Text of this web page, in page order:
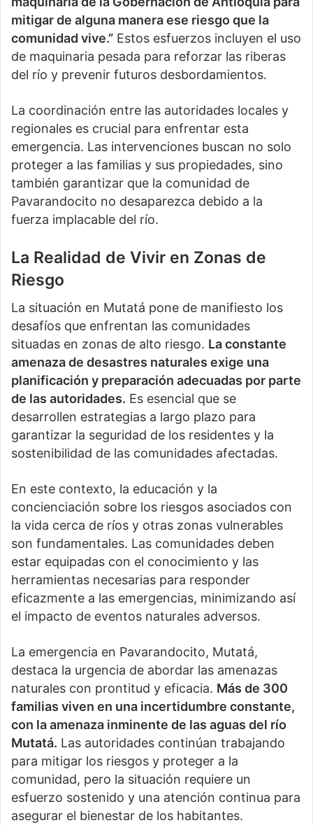
mitigar de alguna manera ese riesgo que la
comunidad vive.” Estos esfuerzos incluyen el uso
de maquinaria pesada para reforzar las riberas
del río y prevenir futuros desbordamientos.
La coordinación entre las autoridades locales y
regionales es crucial para enfrentar esta
emergencia. Las intervenciones buscan no solo
proteger a las familias y sus propiedades, sino
también garantizar que la comunidad de
Pavarandocito no desaparezca debido a la
fuerza implacable del río.
La Realidad de Vivir en Zonas de
Riesgo
La situación en Mutatá pone de manifiesto los
desafíos que enfrentan las comunidades
situadas en zonas de alto riesgo. La constante
amenaza de desastres naturales exige una
planificación y preparación adecuadas por parte
de las autoridades. Es esencial que se
desarrollen estrategias a largo plazo para
garantizar la seguridad de los residentes y la
sostenibilidad de las comunidades afectadas.
En este contexto, la educación y la
concienciación sobre los riesgos asociados con
la vida cerca de ríos y otras zonas vulnerables
son fundamentales. Las comunidades deben
estar equipadas con el conocimiento y las
herramientas necesarias para responder
eficazmente a las emergencias, minimizando así
el impacto de eventos naturales adversos.
La emergencia en Pavarandocito, Mutatá,
destaca la urgencia de abordar las amenazas
naturales con prontitud y eficacia. Más de 300
familias viven en una incertidumbre constante,
con la amenaza inminente de las aguas del río
Mutatá. Las autoridades continúan trabajando
para mitigar los riesgos y proteger a la
comunidad, pero la situación requiere un
esfuerzo sostenido y una atención continua para
asegurar el bienestar de los habitantes.